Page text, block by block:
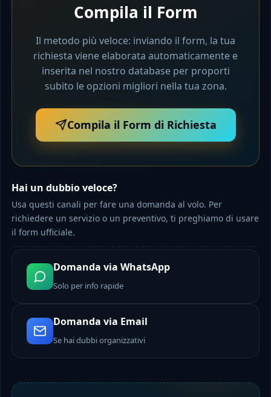
Compila il Form
Il metodo più veloce: inviando il form, la tua
richiesta viene elaborata automaticamente e
inserita nel nostro database per proporti
subito le opzioni migliori nella tua zona.
Compila il Form di Richiesta
Hai un dubbio veloce?
Usa questi canali per fare una domanda al volo. Per
richiedere un servizio o un preventivo, ti preghiamo di usare
il form ufficiale.
Domanda via WhatsApp
Solo per info rapide
Domanda via Email
Se hai dubbi organizzativi